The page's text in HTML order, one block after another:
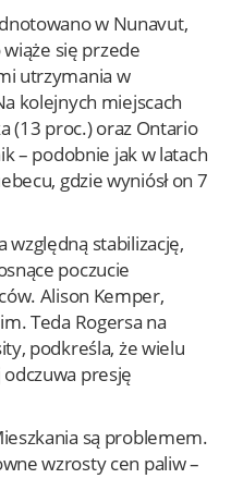
w Nunavut,
wiąże się przede
utrzymania w
kolejnych miejscach
(13 proc.) oraz Ontario
– podobnie jak w latach
gdzie wyniósł on 7
względną stabilizację,
poczucie
Alison Kemper,
Teda Rogersa na
podkreśla, że wielu
presję
są problemem.
wzrosty cen paliw –